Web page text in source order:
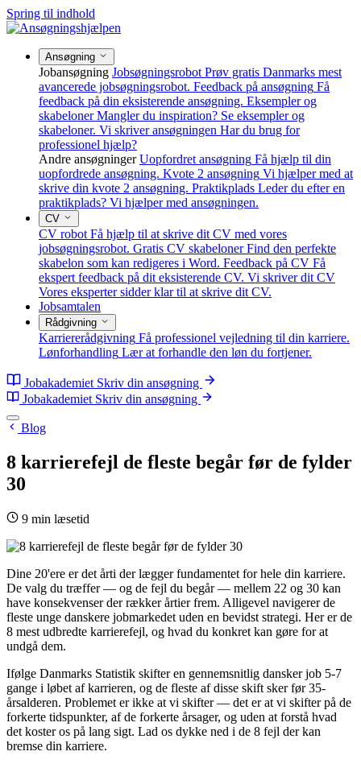
Spring til indhold
Ansøgning
Jobansøgning Jobsøgningsrobot Prøv gratis Danmarks mest
avancerede jobsøgningsrobot. Feedback på ansøgning Få
feedback på din eksisterende ansøgning. Eksempler og
skabeloner Mangler du inspiration? Se eksempler og
skabeloner. Vi skriver ansøgningen Har du brug for
professionel hjælp?
Andre ansøgninger Uopfordret ansøgning Få hjælp til din
uopfordrede ansøgning. Kvote 2 ansøgning Vi hjælper med at
skrive din kvote 2 ansøgning. Praktikplads Leder du efter en
praktikplads? Vi hjælper med ansøgningen.
CV
CV robot Få hjælp til at skrive dit CV med vores
jobsøgningsrobot. Gratis CV skabeloner Find den perfekte
skabelon som kan redigeres i Word. Feedback på CV Få
ekspert feedback på dit eksisterende CV. Vi skriver dit CV
Vores eksperter sidder klar til at skrive dit CV.
Jobsamtalen
Rådgivning
Karriererådgivning Få professionel vejledning til din karriere.
Lønforhandling Lær at forhandle den løn du fortjener.
Jobakademiet Skriv din ansøgning
Jobakademiet Skriv din ansøgning
Blog
8 karrierefejl de fleste begår før de fylder
30
9 min læsetid
Dine 20'ere er det årti der lægger fundamentet for hele din karriere.
De valg du træffer — og de fejl du begår — mellem 22 og 30 kan
have konsekvenser der rækker årtier frem. Alligevel navigerer de
fleste unge danskere jobmarkedet uden en bevidst strategi. Her er de
8 mest udbredte karrierefejl, og hvad du konkret kan gøre for at
undgå dem.
Ifølge Danmarks Statistik skifter en gennemsnitlig dansker job 5-7
gange i løbet af karrieren, og de fleste af disse skift sker før 35-
årsalderen. Problemet er ikke at vi skifter — det er at vi skifter på de
forkerte tidspunkter, af de forkerte årsager, og uden at forstå hvad
det koster os på lang sigt. Lad os dykke ned i de 8 fejl der kan
bremse din karriere.